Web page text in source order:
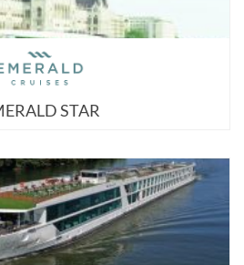
STAR